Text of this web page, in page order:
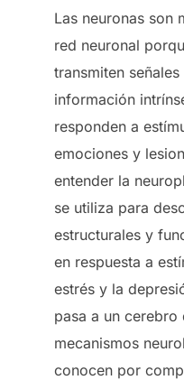
Las neuronas son
red neuronal
transmiten
información
responden a
emociones y
entender la
se utiliza para
estructurales y
en respuesta a
estrés y la
pasa a un cerebro
mecanismos
conocen por